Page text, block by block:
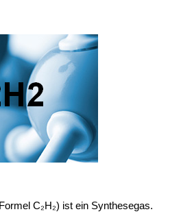
C₂H₂) ist ein Synthesegas.